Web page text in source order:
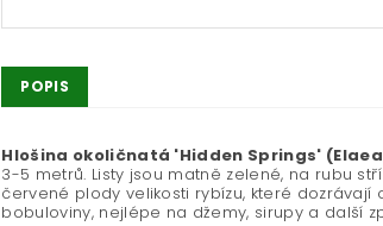
POPIS
Hlošina okoličnatá 'Hidden Springs'
3-5 metrů. Listy jsou matně zelené, na rubu
červené plody velikosti rybízu, které
bobuloviny, nejlépe na džemy, sirupy a další